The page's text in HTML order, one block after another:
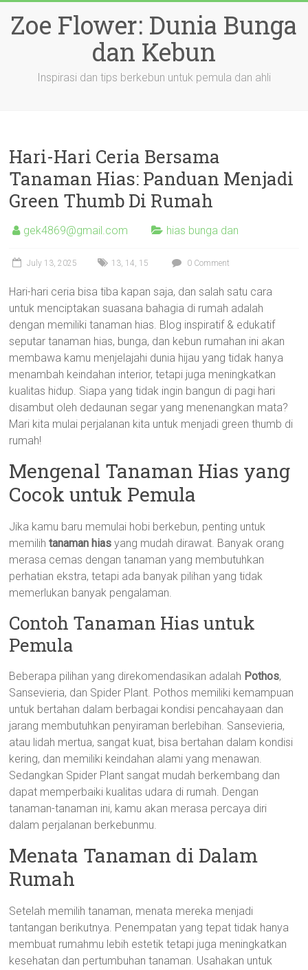
content
Zoe Flower: Dunia Bunga
dan Kebun
Inspirasi dan tips berkebun untuk pemula dan ahli
Hari-Hari Ceria Bersama
Tanaman Hias: Panduan Menjadi
Green Thumb Di Rumah
gek4869@gmail.com hias bunga dan
July 13, 2025 13, 14, 15 0 Comment
Hari-hari ceria bisa tiba kapan saja, dan salah satu cara
untuk menciptakan suasana bahagia di rumah adalah
dengan memiliki tanaman hias. Blog inspiratif & edukatif
seputar tanaman hias, bunga, dan kebun rumahan ini akan
membawa kamu menjelajahi dunia hijau yang tidak hanya
menambah keindahan interior, tetapi juga meningkatkan
kualitas hidup. Siapa yang tidak ingin bangun di pagi hari
disambut oleh dedaunan segar yang menenangkan mata?
Mari kita mulai perjalanan kita untuk menjadi green thumb di
rumah!
Mengenal Tanaman Hias yang
Cocok untuk Pemula
Jika kamu baru memulai hobi berkebun, penting untuk
memilihtanaman hias yang mudah dirawat. Banyak orang
merasa cemas dengan tanaman yang membutuhkan
perhatian ekstra, tetapi ada banyak pilihan yang tidak
memerlukan banyak pengalaman.
Contoh Tanaman Hias untuk
Pemula
Beberapa pilihan yang direkomendasikan adalah Pothos,
Sansevieria, dan Spider Plant. Pothos memiliki kemampuan
untuk bertahan dalam berbagai kondisi pencahayaan dan
jarang membutuhkan penyiraman berlebihan. Sansevieria,
atau lidah mertua, sangat kuat, bisa bertahan dalam kondisi
kering, dan memiliki keindahan alami yang menawan.
Sedangkan Spider Plant sangat mudah berkembang dan
dapat memperbaiki kualitas udara di rumah. Dengan
tanaman-tanaman ini, kamu akan merasa percaya diri
dalam perjalanan berkebunmu.
Menata Tanaman di Dalam
Rumah
Setelah memilih tanaman, menata mereka menjadi
tantangan berikutnya. Penempatan yang tepat tidak hanya
membuat rumahmu lebih estetik tetapi juga meningkatkan
kesehatan dan pertumbuhan tanaman. Usahakan untuk